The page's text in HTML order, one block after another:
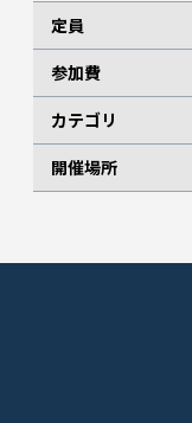
定員
参加費
カテゴリ
開催場所